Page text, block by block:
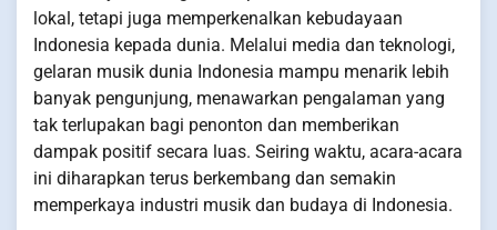
lokal, tetapi juga memperkenalkan kebudayaan
Indonesia kepada dunia. Melalui media dan teknologi,
gelaran musik dunia Indonesia mampu menarik lebih
banyak pengunjung, menawarkan pengalaman yang
tak terlupakan bagi penonton dan memberikan
dampak positif secara luas. Seiring waktu, acara-acara
ini diharapkan terus berkembang dan semakin
memperkaya industri musik dan budaya di Indonesia.